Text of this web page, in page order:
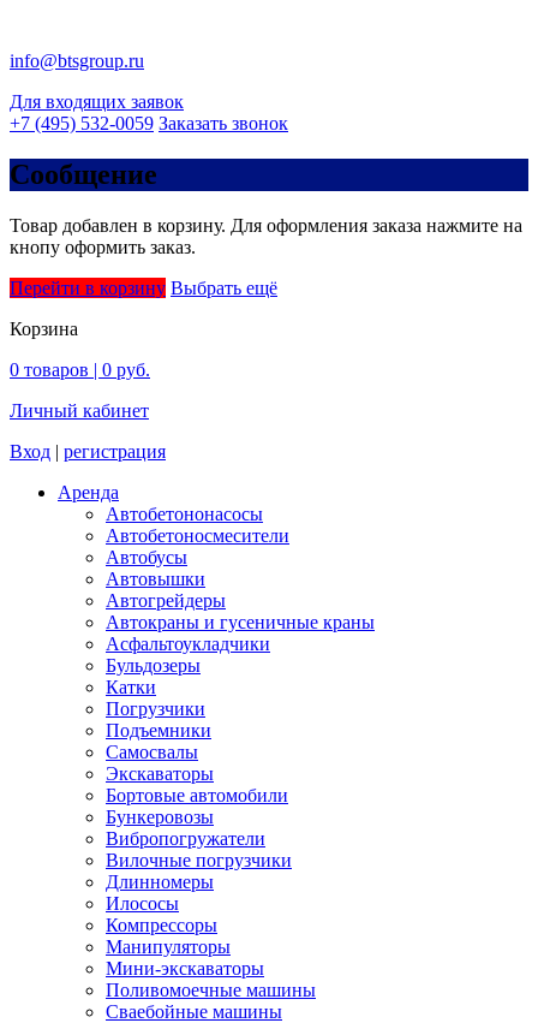
info@btsgroup.ru
Для входящих заявок
+7 (495) 532-0059 Заказать звонок
Сообщение
Товар добавлен в корзину. Для оформления заказа нажмите на
кнопу оформить заказ.
Перейти в корзину Выбрать ещё
Корзина
0 товаров | 0 руб.
Личный кабинет
Вход | регистрация
Аренда
Автобетононасосы
Авто­бетоно­смесители
Автобусы
Автовышки
Автогрейдеры
Автокраны и гусеничные краны
Асфальтоукладчики
Бульдозеры
Катки
Погрузчики
Подъемники
Самосвалы
Экскаваторы
Бортовые автомобили
Бункеровозы
Вибропогружатели
Вилочные погрузчики
Длинномеры
Илососы
Компрессоры
Манипуляторы
Мини-экскаваторы
Поливомоечные машины
Сваебойные машины